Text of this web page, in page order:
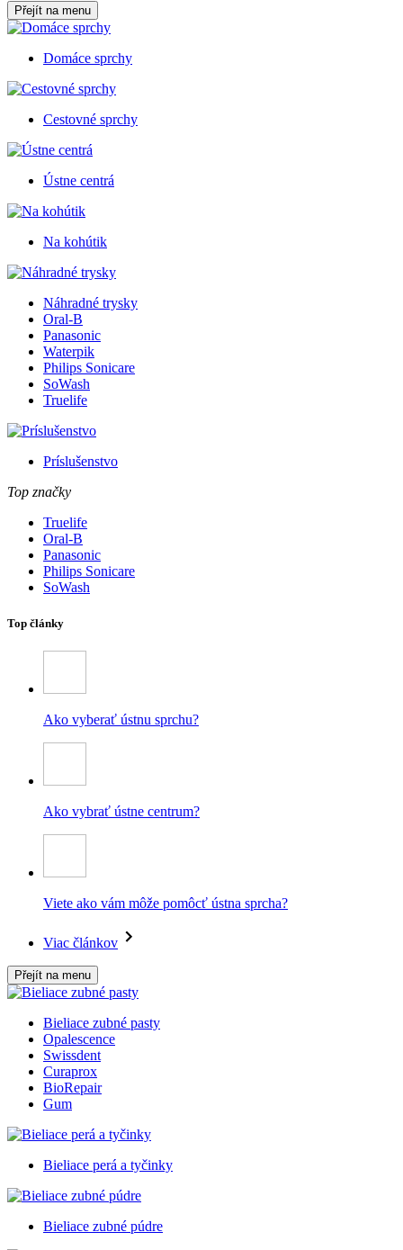
Přejít na menu
Domáce sprchy
Cestovné sprchy
Ústne centrá
Na kohútik
Náhradné trysky
Oral-B
Panasonic
Waterpik
Philips Sonicare
SoWash
Truelife
Príslušenstvo
Top značky
Truelife
Oral-B
Panasonic
Philips Sonicare
SoWash
Top články
Ako vyberať ústnu sprchu?
Ako vybrať ústne centrum?
Viete ako vám môže pomôcť ústna sprcha?
Viac článkov
Přejít na menu
Bieliace zubné pasty
Opalescence
Swissdent
Curaprox
BioRepair
Gum
Bieliace perá a tyčinky
Bieliace zubné púdre